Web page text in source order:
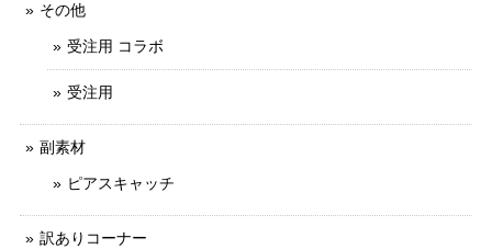
その他
受注用 コラボ
受注用
副素材
ピアスキャッチ
訳ありコーナー